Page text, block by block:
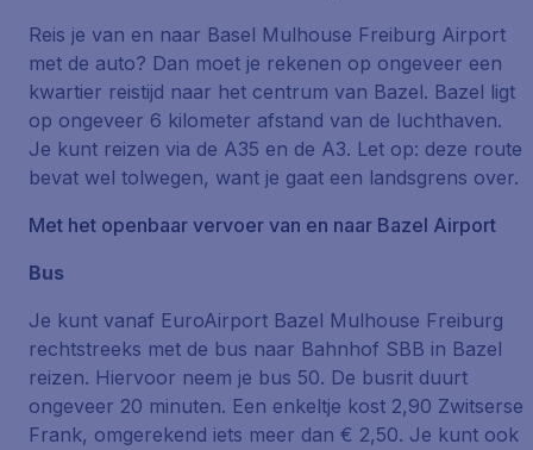
Reis je van en naar Basel Mulhouse Freiburg Airport
met de auto? Dan moet je rekenen op ongeveer een
kwartier reistijd naar het centrum van Bazel. Bazel ligt
op ongeveer 6 kilometer afstand van de luchthaven.
Je kunt reizen via de A35 en de A3. Let op: deze route
bevat wel tolwegen, want je gaat een landsgrens over.
Met het openbaar vervoer van en naar Bazel Airport
Bus
Je kunt vanaf EuroAirport Bazel Mulhouse Freiburg
rechtstreeks met de bus naar Bahnhof SBB in Bazel
reizen. Hiervoor neem je bus 50. De busrit duurt
ongeveer 20 minuten. Een enkeltje kost 2,90 Zwitserse
Frank, omgerekend iets meer dan € 2,50. Je kunt ook